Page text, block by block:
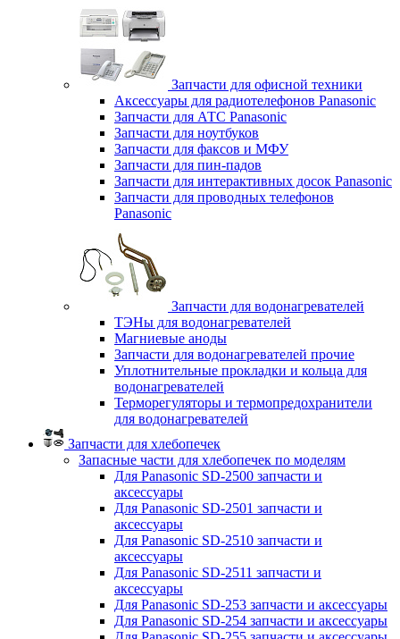
Запчасти для офисной техники
Аксессуары для радиотелефонов Panasonic
Запчасти для АТС Panasonic
Запчасти для ноутбуков
Запчасти для факсов и МФУ
Запчасти для пин-падов
Запчасти для интерактивных досок Panasonic
Запчасти для проводных телефонов
Panasonic
Запчасти для водонагревателей
ТЭНы для водонагревателей
Магниевые аноды
Запчасти для водонагревателей прочие
Уплотнительные прокладки и кольца для
водонагревателей
Терморегуляторы и термопредохранители
для водонагревателей
Запчасти для хлебопечек
Запасные части для хлебопечек по моделям
Для Panasonic SD-2500 запчасти и
аксессуары
Для Panasonic SD-2501 запчасти и
аксессуары
Для Panasonic SD-2510 запчасти и
аксессуары
Для Panasonic SD-2511 запчасти и
аксессуары
Для Panasonic SD-253 запчасти и аксессуары
Для Panasonic SD-254 запчасти и аксессуары